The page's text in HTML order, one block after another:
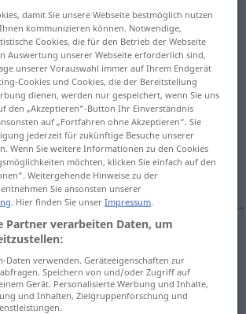
Übersetzungen
Übersetzung anklicken/antippen)
empfangen,
fesseln
erfassen, wahrnehmen
erfassen einfangen
emisor
damit Sie unsere Webseite bestmöglich nutzen
kommunizieren können. Notwendige,
Cookies, die für den Betrieb der Webseite
Auswertung unserer Webseite erforderlich sind,
unserer Vorauswahl immer auf Ihrem Endgerät
Cookies und Cookies, die der Bereitstellung
dienen, werden nur gespeichert, wenn Sie uns
den „Akzeptieren“-Button Ihr Einverständnis
auf „Fortfahren ohne Akzeptieren“. Sie
jederzeit für zukünftige Besuche unserer
Wenn Sie weitere Informationen zu den Cookies
möchten, klicken Sie einfach auf den
Weitergehende Hinweise zu der
Sie ansonsten unserer
. Hier finden Sie unserImpressum.
Partner verarbeiten Daten, um
Daten verwenden. Geräteeigenschaften zur
Speichern von und/oder Zugriff auf
Gerät. Personalisierte Werbung und Inhalte,
und Inhalten, Zielgruppenforschung und